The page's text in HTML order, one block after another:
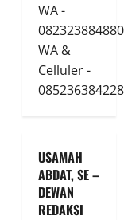
WA -
082323884880
WA &
Celluler -
085236384228
USAMAH
ABDAT, SE –
DEWAN
REDAKSI